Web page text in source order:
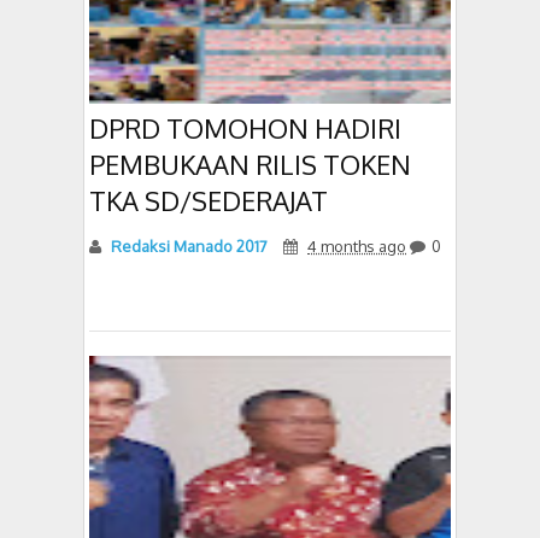
DPRD TOMOHON HADIRI
PEMBUKAAN RILIS TOKEN
TKA SD/SEDERAJAT
Redaksi Manado 2017 4 months ago 0